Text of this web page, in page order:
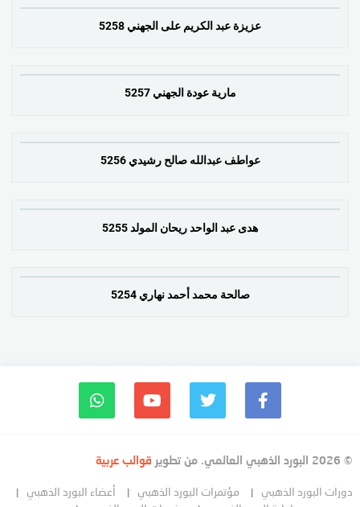
عزيزة عبد الكريم على الجهني 5258
مارية عودة الجهني 5257
عواطف عبدالله صالح رشيدي 5256
هدى عبد الواحد ريحان المولد 5255
صالحة محمد أحمد نهاري 5254
© 2026 البورد الذهبي العالمي. من تطوير قوالب عربية
دورات البورد الذهبي مؤتمرات البورد الذهبي
أعضاء البورد الذهبي